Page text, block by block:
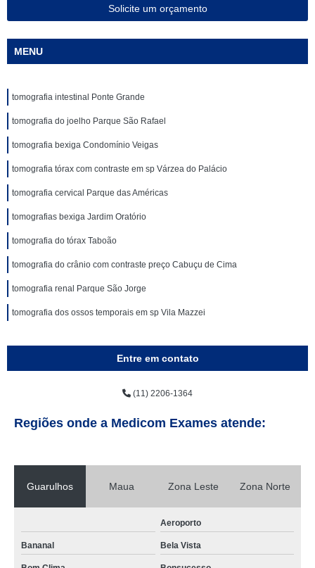
Solicite um orçamento
MENU
tomografia intestinal Ponte Grande
tomografia do joelho Parque São Rafael
tomografia bexiga Condomínio Veigas
tomografia tórax com contraste em sp Várzea do Palácio
tomografia cervical Parque das Américas
tomografias bexiga Jardim Oratório
tomografia do tórax Taboão
tomografia do crânio com contraste preço Cabuçu de Cima
tomografia renal Parque São Jorge
tomografia dos ossos temporais em sp Vila Mazzei
Entre em contato
(11) 2206-1364
Regiões onde a Medicom Exames atende:
Guarulhos Maua Zona Leste Zona Norte
Aeroporto
Bananal Bela Vista